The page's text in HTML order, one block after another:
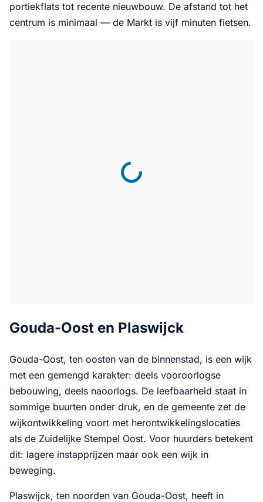
portiekflats tot recente nieuwbouw. De afstand tot het
centrum is minimaal — de Markt is vijf minuten fietsen.
Gouda-Oost en Plaswijck
Gouda-Oost, ten oosten van de binnenstad, is een wijk
met een gemengd karakter: deels vooroorlogse
bebouwing, deels naoorlogs. De leefbaarheid staat in
sommige buurten onder druk, en de gemeente zet de
wijkontwikkeling voort met herontwikkelingslocaties
als de Zuidelijke Stempel Oost. Voor huurders betekent
dit: lagere instapprijzen maar ook een wijk in
beweging.
Plaswijck, ten noorden van Gouda-Oost, heeft in